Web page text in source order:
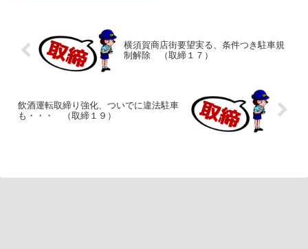
横須賀商店街要望実る、条件つき駐車規
制解除 （取締１７）
飲酒運転取締り強化、ついでに違法駐車
も・・・ （取締１９）